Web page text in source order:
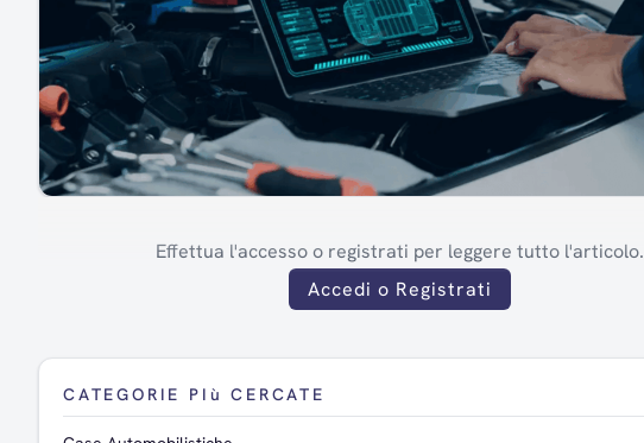
Effettua l'accesso o registrati per leggere tutto l'articolo.
Accedi o Registrati
CATEGORIE PIù CERCATE